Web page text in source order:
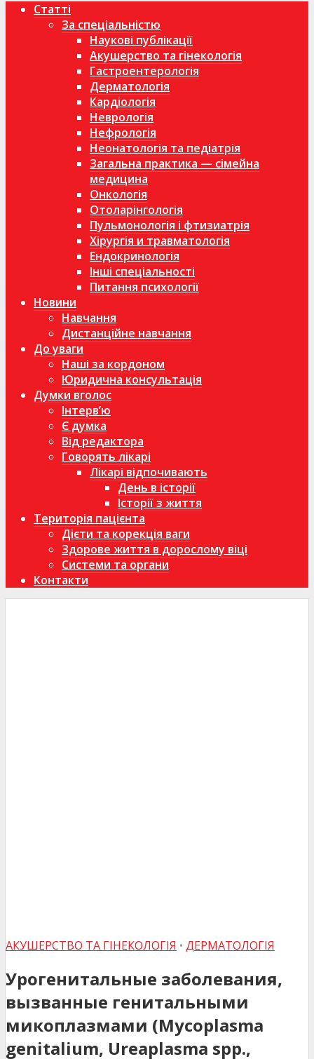
Статті
За спеціальністю
Наукові публікації
Акушерство та гінекологія
Гастроентерологія
Дерматологія
Кардіологія
Неврологія
Нефрологія
Неонатологія та педіатрія
Загальна практика — сімейна
медицина
Онкологія
Отоларінгологія
Пульмонологія і фтизиатрія
Хірургія и травматологія
Ендокринологія
Інші спеціальності
Питання психології
Новини
Навчання
Дистанційне навчання
До уваги
Наші за кордоном
Юридична консультація
Думки вголос
Інтерв’ю
Є думка
Від редактора
Говорять лікарі
Лікарі відпочивають
День в історії
Історії з життя
Територія пацієнта
Дієти та корекція ваги
Здорове життя в дорослому віці
Системи та органи
Контакти
АКУШЕРСТВО ТА ГІНЕКОЛОГІЯ • ДЕРМАТОЛОГІЯ
Урогенитальные заболевания,
вызванные генитальными
микоплазмами (Mycoplasma
genitalium, Ureaplasma spp.,